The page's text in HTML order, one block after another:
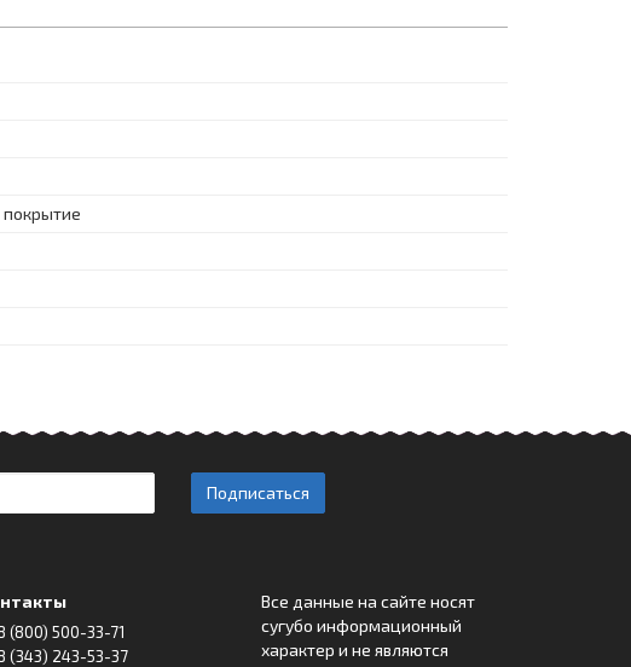
Подписаться
(800) 500-33-71
(343) 243-53-37
Все данные на сайте носят
сугубо информационный
характер и не являются